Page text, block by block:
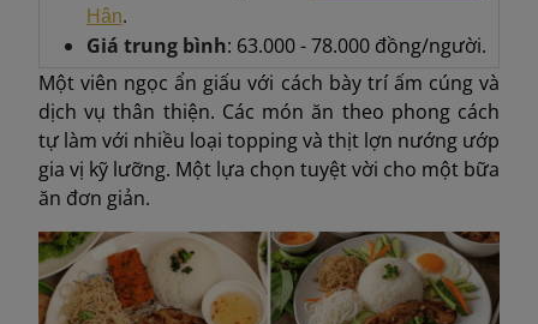
Hân.
Giá trung bình: 63.000 - 78.000 đồng/người.
Một viên ngọc ẩn giấu với cách bày trí ấm cúng và
dịch vụ thân thiện. Các món ăn theo phong cách
tự làm với nhiều loại topping và thịt lợn nướng ướp
gia vị kỹ lưỡng. Một lựa chọn tuyệt vời cho một bữa
ăn đơn giản.